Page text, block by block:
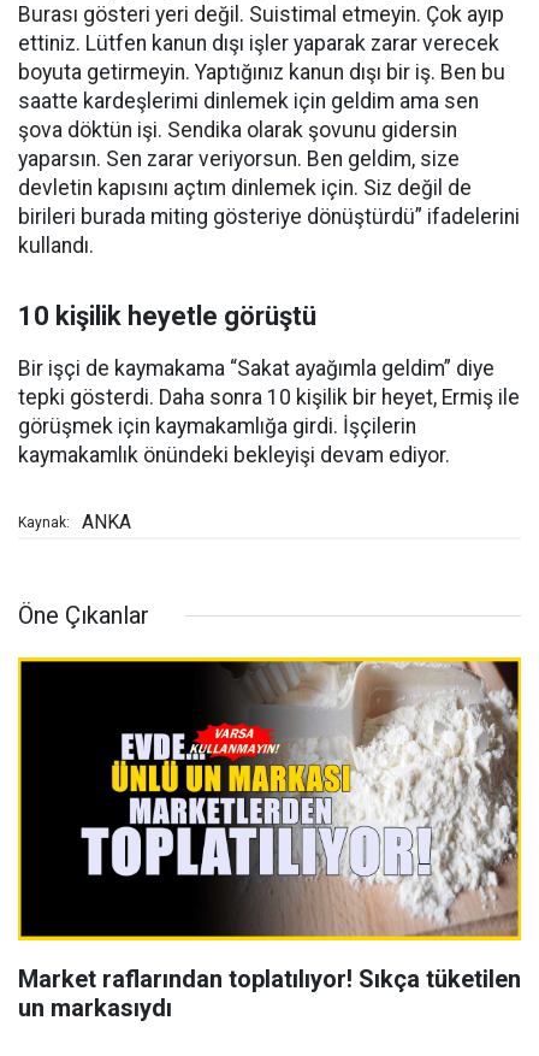
Burası gösteri yeri değil. Suistimal etmeyin. Çok ayıp
ettiniz. Lütfen kanun dışı işler yaparak zarar verecek
boyuta getirmeyin. Yaptığınız kanun dışı bir iş. Ben bu
saatte kardeşlerimi dinlemek için geldim ama sen
şova döktün işi. Sendika olarak şovunu gidersin
yaparsın. Sen zarar veriyorsun. Ben geldim, size
devletin kapısını açtım dinlemek için. Siz değil de
birileri burada miting gösteriye dönüştürdü” ifadelerini
kullandı.
10 kişilik heyetle görüştü
Bir işçi de kaymakama “Sakat ayağımla geldim” diye
tepki gösterdi. Daha sonra 10 kişilik bir heyet, Ermiş ile
görüşmek için kaymakamlığa girdi. İşçilerin
kaymakamlık önündeki bekleyişi devam ediyor.
Kaynak: ANKA
Öne Çıkanlar
Market raflarından toplatılıyor! Sıkça tüketilen
un markasıydı